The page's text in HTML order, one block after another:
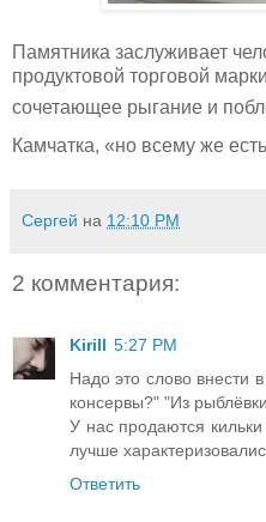
Памятника заслуживает
продуктовой торговой
сочетающее рыгание и
Камчатка, «но всему же
Сергей на 12:10 PM
2 комментария:
Kirill 5:27 PM
Надо это слово внести
консервы?" "Из
У нас продаются кильки
лучше
Ответить